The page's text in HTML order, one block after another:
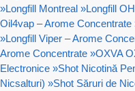
»Longfill Montreal »Longfill
Oil4vap – Arome Concentrate
»Longfill Viper – Arome
Arome Concentrate »OXVA
Electronice »Shot Nicotină
Nicsalturi) »Shot Săruri de